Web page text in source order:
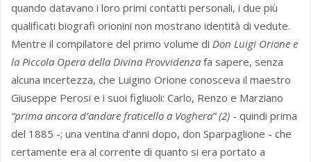
quando datavano i loro primi contatti personali, i due più
qualificati biografi orionini non mostrano identità di vedute.
Mentre il compilatore del primo volume di Don Luigi Orione e
la Piccola Opera della Divina Provvidenza fa sapere, senza
alcuna incertezza, che Luigino Orione conosceva il maestro
Giuseppe Perosi e i suoi figliuoli: Carlo, Renzo e Marziano
“prima ancora d’andare fraticello a Voghera” (2) - quindi prima
del 1885 -; una ventina d’anni dopo, don Sparpaglione - che
certamente era al corrente di quanto si era portato a